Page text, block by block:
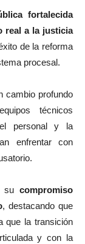
fortalecida
real a la justicia
de la reforma
procesal.
cambio profundo
técnicos
personal y la
enfrentar con
su compromiso
, destacando que
que la transición
y con la